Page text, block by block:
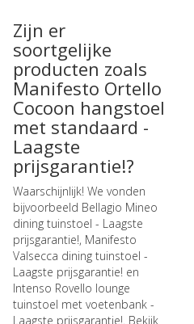
Zijn er
soortgelijke
producten zoals
Manifesto Ortello
Cocoon hangstoel
met standaard -
Laagste
prijsgarantie!?
Waarschijnlijk! We vonden
bijvoorbeeld Bellagio Mineo
dining tuinstoel - Laagste
prijsgarantie!, Manifesto
Valsecca dining tuinstoel -
Laagste prijsgarantie!en
Intenso Rovello lounge
tuinstoel met voetenbank -
Laagste prijsgarantie!. Bekijk